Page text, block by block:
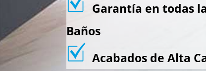
Garantía en todas
Baños
Acabados de Alta